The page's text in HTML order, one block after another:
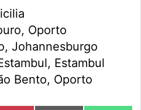
Oporto
Johannesburgo
Estambul
Bento, Oporto